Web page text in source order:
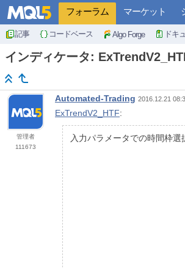
フォーラム マーケット
記事 コードベース Algo Forge ドキ
インディケータ:
管理者
111673
Automated-Trading 2016.12.21
ExTrendV2_HTF:
入力パラメータでの時間枠選